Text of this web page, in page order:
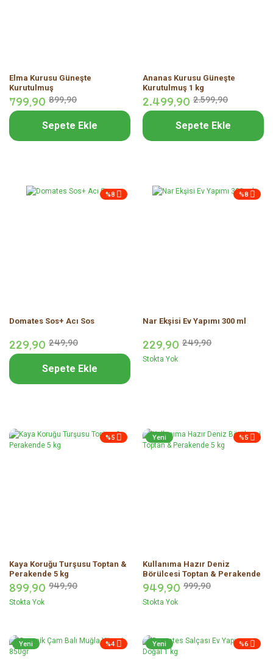
Elma Kurusu Güneşte
Kurutulmuş
799,90 899,90
Sepete Ekle
Ananas Kurusu Güneşte
Kurutulmuş 1 kg
2.499,90 2.599,90
Sepete Ekle
%8
Domates Sos+ Acı Sos
229,90 249,90
Sepete Ekle
%8
Nar Ekşisi Ev Yapımı 300 ml
229,90 249,90
Stokta Yok
%5
Kaya Koruğu Turşusu Toptan &
Perakende 5 kg
899,90 949,90
Stokta Yok
%5
Yeni
Kullanıma Hazır Deniz
Börülcesi Toptan & Perakende
5 kg
949,90 999,90
Stokta Yok
%4
Yeni %6
Yeni